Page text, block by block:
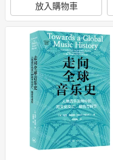
放入購物車